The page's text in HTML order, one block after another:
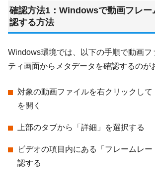
確認方法1：Windowsで動画フレー
認する方法
Windows環境では、以下の手順で動画フ
ティ画面からメタデータを確認するのが
対象の動画ファイルを右クリックして
を開く
上部のタブから「詳細」を選択する
ビデオの項目内にある「フレームレ
認する